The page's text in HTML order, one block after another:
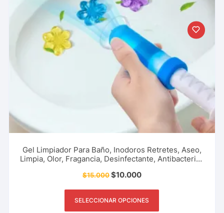
Gel Limpiador Para Baño, Inodoros Retretes, Aseo,
Limpia, Olor, Fragancia, Desinfectante, Antibacterial,
$15.000$10.000
SELECCIONAR OPCIONES